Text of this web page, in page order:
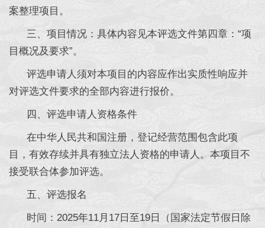
案整理项目。
三、项目情况：具体内容见本评选文件第四章：“项
目概况及要求”。
评选申请人须对本项目的内容应作出实质性响应并
对评选文件要求的全部内容进行报价。
四、评选申请人资格条件
在中华人民共和国注册，登记经营范围包含此项
目，有效存续并具有独立法人资格的申请人。本项目不
接受联合体参加评选。
五、评选报名
时间：2025年11月17日至19日（国家法定节假日除